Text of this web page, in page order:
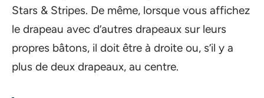
Stars & Stripes. De même, lorsque vous affichez
le drapeau avec d’autres drapeaux sur leurs
propres bâtons, il doit être à droite ou, s’il y a
plus de deux drapeaux, au centre.